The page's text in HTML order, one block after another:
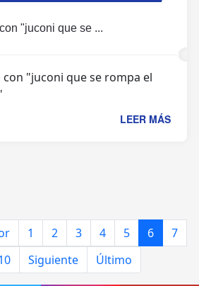
"juconi que se ...
con "juconi que se rompa el
LEER MÁS
1 2 3 4 5 6
7
Siguiente Último